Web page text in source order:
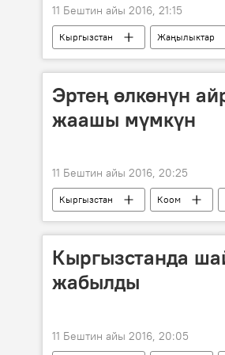
11 Бештин айы 2016, 21:15
Кыргызстан Жаңылыктар
Жергиликтүү кеңештерге шайлоолор
Эртең өлкөнүн
жаашы мүмкүн
11 Бештин айы 2016, 20:25
Кыргызстан Коом
Кыргызстанда
жабылды
11 Бештин айы 2016, 20:05